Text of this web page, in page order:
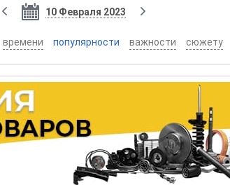
10 Февраля 2023
времени популярности важности сюжету